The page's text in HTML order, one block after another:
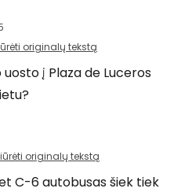
originalų tekstą
į Plaza de Luceros
originalų tekstą
C-6 autobusas šiek tiek